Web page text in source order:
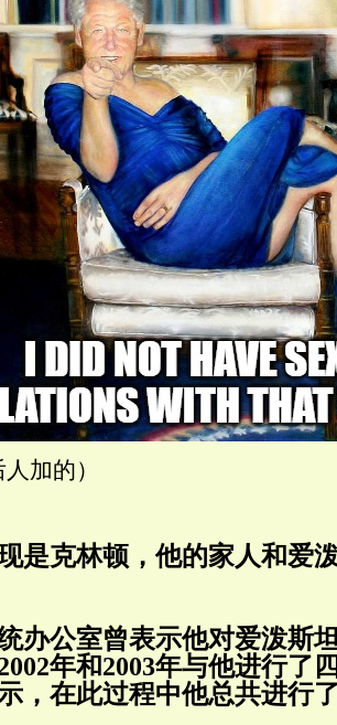
加的）
是克林顿，他的家人和爱
办公室曾表示他对爱泼斯
年和2003年与他进行了
，在此过程中他总共进行